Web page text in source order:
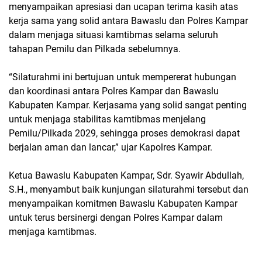
menyampaikan apresiasi dan ucapan terima kasih atas
kerja sama yang solid antara Bawaslu dan Polres Kampar
dalam menjaga situasi kamtibmas selama seluruh
tahapan Pemilu dan Pilkada sebelumnya.
“Silaturahmi ini bertujuan untuk mempererat hubungan
dan koordinasi antara Polres Kampar dan Bawaslu
Kabupaten Kampar. Kerjasama yang solid sangat penting
untuk menjaga stabilitas kamtibmas menjelang
Pemilu/Pilkada 2029, sehingga proses demokrasi dapat
berjalan aman dan lancar,” ujar Kapolres Kampar.
Ketua Bawaslu Kabupaten Kampar, Sdr. Syawir Abdullah,
S.H., menyambut baik kunjungan silaturahmi tersebut dan
menyampaikan komitmen Bawaslu Kabupaten Kampar
untuk terus bersinergi dengan Polres Kampar dalam
menjaga kamtibmas.